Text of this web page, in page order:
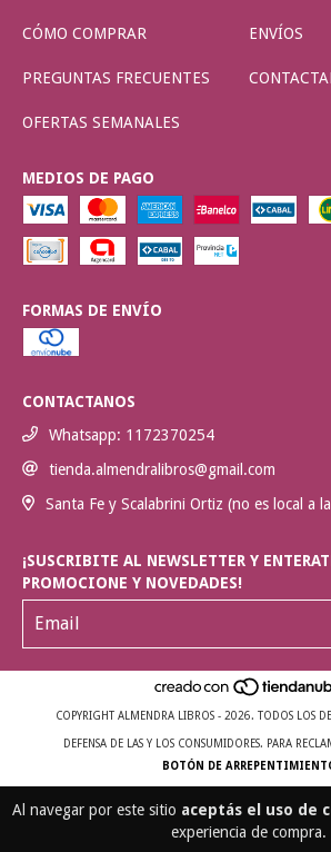
Al navegar por este sitio aceptás el uso de
experiencia de compra.
CÓMO COMPRAR ENVÍOS
PREGUNTAS FRECUENTES
OFERTAS SEMANALES
MEDIOS DE PAGO
FORMAS DE ENVÍO
CONTACTANOS
Whatsapp: 1172370254
tienda.almendralibros@gmail.com
Santa Fe y Scalabrini Ortiz (no es local a
¡SUSCRIBITE AL NEWSLETTER Y
PROMOCIONE Y NOVEDADES!
COPYRIGHT ALMENDRA LIBROS - 2026. TODOS LOS
DEFENSA DE LAS Y LOS CONSUMIDORES. PARA
BOTÓN DE